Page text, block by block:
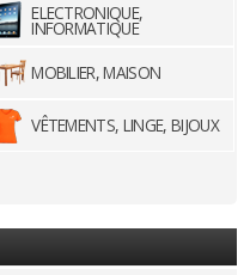
ELECTRONIQUE,
INFORMATIQUE
MOBILIER, MAISON
VÊTEMENTS, LINGE, BIJOUX